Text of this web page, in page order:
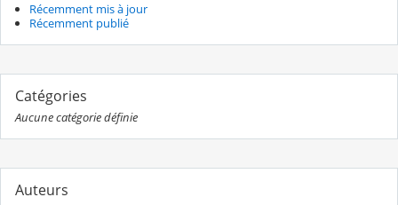
Récemment mis à jour
Récemment publié
Catégories
Aucune catégorie définie
Auteurs